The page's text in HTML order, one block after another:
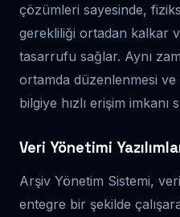
çözümleri sayesinde,
gerekliliği ortadan kalkar
tasarrufu sağlar. Aynı
ortamda düzenlenmesi
bilgiye hızlı erişim imkanı
Veri Yönetimi
Arşiv Yönetim Sistemi,
entegre bir şekilde